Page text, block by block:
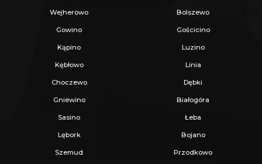
W pobliżu inwestycji
liczne
obiekty handlowe, w tym Port Rumia Auchan,
a także miejsca kultury, sportu i rekreacji, co
czyni tę lokalizację idealną do codziennego
Zapraszam do zapoznania się z naszą
inwestycją, która łączy w sobie nowoczesność,
funkcjonalność i doskonałą lokalizację!
Wejherowo Bolszewo
Gowino Gościcino
Kąpino Luzino
Kębłowo Linia
Choczewo Dębki
Gniewino Białogóra
Sasino Łeba
Lębork Bojano
Szemud Przodkowo